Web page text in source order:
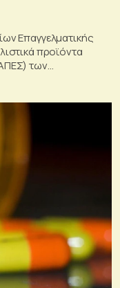
Επαγγελματικής
προϊόντα
των